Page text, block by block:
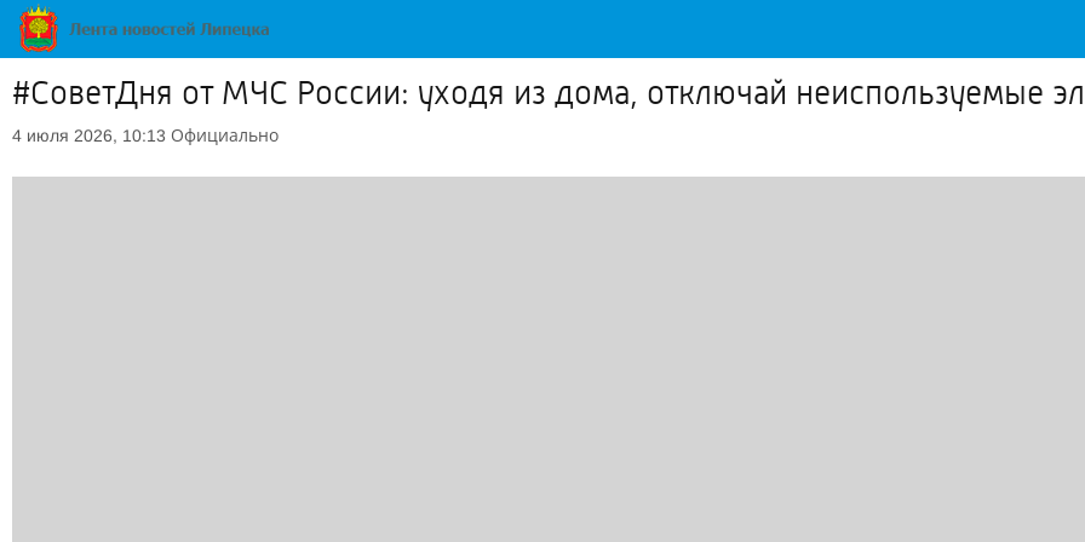
#СоветДня от МЧС России: уходя из дома, отключай неиспользуемые
4 июля 2026, 10:13 Официально